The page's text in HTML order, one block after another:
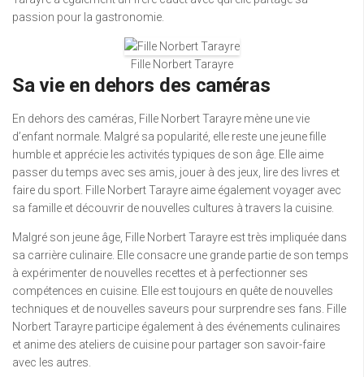
passion pour la gastronomie.
Fille Norbert Tarayre
Sa vie en dehors des caméras
En dehors des caméras, Fille Norbert Tarayre mène une vie
d’enfant normale. Malgré sa popularité, elle reste une jeune fille
humble et apprécie les activités typiques de son âge. Elle aime
passer du temps avec ses amis, jouer à des jeux, lire des livres et
faire du sport. Fille Norbert Tarayre aime également voyager avec
sa famille et découvrir de nouvelles cultures à travers la cuisine.
Malgré son jeune âge, Fille Norbert Tarayre est très impliquée dans
sa carrière culinaire. Elle consacre une grande partie de son temps
à expérimenter de nouvelles recettes et à perfectionner ses
compétences en cuisine. Elle est toujours en quête de nouvelles
techniques et de nouvelles saveurs pour surprendre ses fans. Fille
Norbert Tarayre participe également à des événements culinaires
et anime des ateliers de cuisine pour partager son savoir-faire
avec les autres.